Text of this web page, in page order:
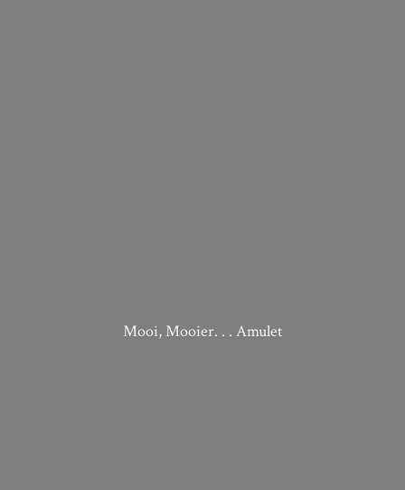
Mooi, Mooier. . . Amulet